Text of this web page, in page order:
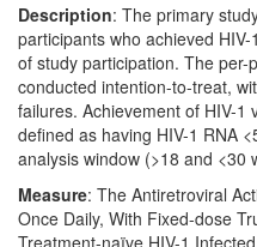
Description: The primary
participants who achieved
of study participation. The
conducted intention-to-treat,
failures. Achievement of HIV-1
defined as having HIV-1 RNA
analysis window (>18 and <30
Measure: The Antiretroviral
Once Daily, With Fixed-dose
Treatment-naïve HIV-1